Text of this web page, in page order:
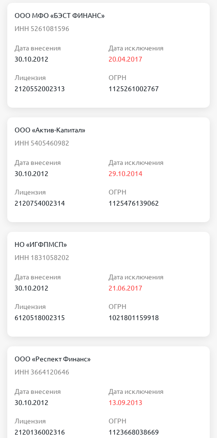
ООО МФО «БЭСТ ФИНАНС»
ИНН 5261081596
Дата внесения
30.10.2012
Дата исключения
20.04.2017
Лицензия
2120552002313
ОГРН
1125261002767
ООО «Актив-Капитал»
ИНН 5405460982
Дата внесения
30.10.2012
Дата исключения
29.10.2014
Лицензия
2120754002314
ОГРН
1125476139062
НО «ИГФПМСП»
ИНН 1831058202
Дата внесения
30.10.2012
Дата исключения
21.06.2017
Лицензия
6120518002315
ОГРН
1021801159918
ООО «Респект Финанс»
ИНН 3664120646
Дата внесения
30.10.2012
Дата исключения
13.09.2013
Лицензия
2120136002316
ОГРН
1123668038669